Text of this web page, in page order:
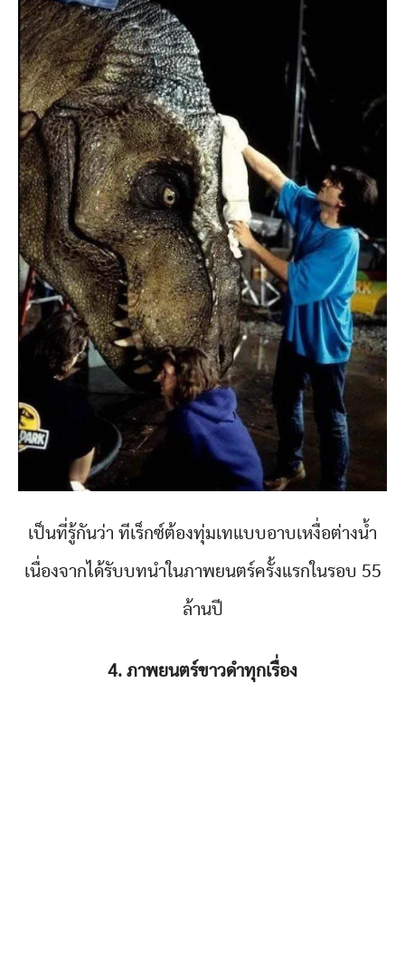
เป็นที่รู้กันว่า ทีเร็กซ์ต้องทุ่มเทแบบอาบเหงื่อต่างน้ำ
เนื่องจากได้รับบทนำในภาพยนตร์ครั้งแรกในรอบ 55
ล้านปี
4. ภาพยนตร์ขาวดำทุกเรื่อง